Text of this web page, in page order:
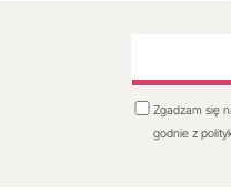
Zgadzam się
godnie z